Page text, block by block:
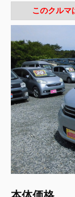
このクルマ